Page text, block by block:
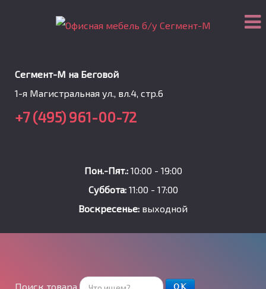
Сегмент-М на Беговой
1-я Магистральная ул., вл.4, стр.6
+7 (495) 961-00-72
Пон.-Пят.: 10:00 - 19:00
Суббота:11:00 - 17:00
Воскресенье: выходной
Поиск товара